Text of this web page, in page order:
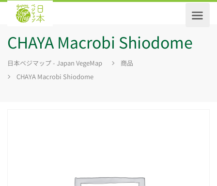
CHAYA Macrobi Shiodome
日本ベジマップ - Japan VegeMap
商品
CHAYA Macrobi Shiodome